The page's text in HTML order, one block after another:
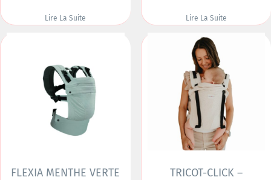
Lire La Suite Lire La Suite
FLEXIA MENTHE VERTE
TRICOT-CLICK –